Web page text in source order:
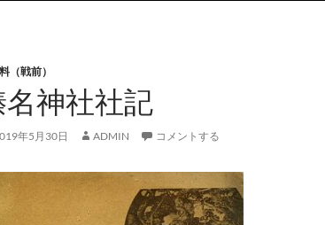
（戦前）
神社社記
年5月30日 ADMIN コメントする